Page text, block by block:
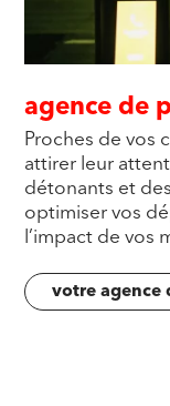
agence de
Proches de vos
attirer leur
détonants et
optimiser vos
l’impact de vos
votre agence